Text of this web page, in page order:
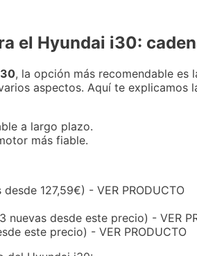
el Hyundai i30:
, la opción más recomendable es
aspectos. Aquí te explicamos
a largo plazo.
más fiable.
desde 127,59€) - VER PRODUCTO
nuevas desde este precio) - VER
este precio) - VER PRODUCTO